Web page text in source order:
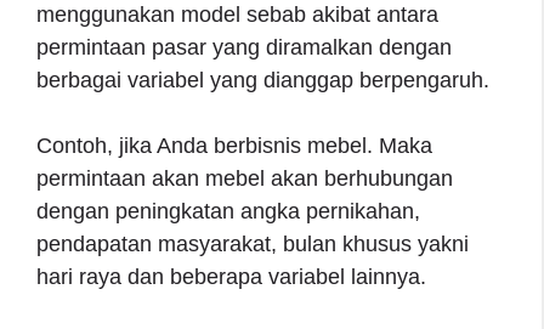
menggunakan model sebab akibat antara
permintaan pasar yang diramalkan dengan
berbagai variabel yang dianggap berpengaruh.
Contoh, jika Anda berbisnis mebel. Maka
permintaan akan mebel akan berhubungan
dengan peningkatan angka pernikahan,
pendapatan masyarakat, bulan khusus yakni
hari raya dan beberapa variabel lainnya.